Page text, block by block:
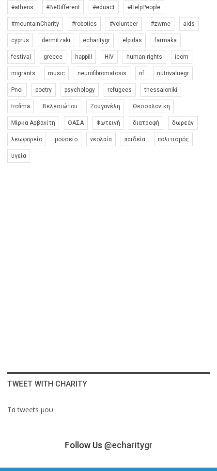
#athens #BeDifferent #eduact #HelpPeople
#mountainCharity #robotics #volunteer #zwme aids
cyprus dermitzaki echaritygr elpidas farmaka
festival greece happill HIV human rights icom
migrants music neurofibromatosis nf nutrivaluegr
Pnoi poetry psychology refugees thessaloniki
trofima Βελεσιώτου Ζουγανέλη Θεσσαλονίκη
Μίρκα Αρβανίτη ΟΑΣΑ Φωτεινή διατροφή δωρεάν
λεωφορείο μουσείο νεολαία παιδεία πολιτισμός
υγεία
TWEET WITH CHARITY
Τα tweets μου
Follow Us @echaritygr